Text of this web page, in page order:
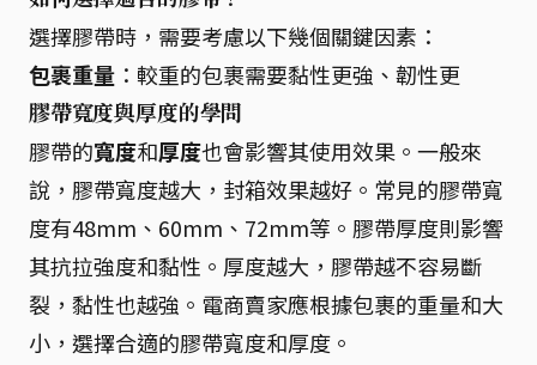
選擇膠帶時，需要考慮以下幾個關鍵因素：
包裹重量 ：較重的包裹需要黏性更強、韌性更
膠帶寬度與厚度的學問
膠帶的寬度和厚度也會影響其使用效果。一般來
說，膠帶寬度越大，封箱效果越好。常見的膠帶寬
度有48mm、60mm、72mm等。膠帶厚度則影響
其抗拉強度和黏性。厚度越大，膠帶越不容易斷
裂，黏性也越強。電商賣家應根據包裹的重量和大
小，選擇合適的膠帶寬度和厚度。